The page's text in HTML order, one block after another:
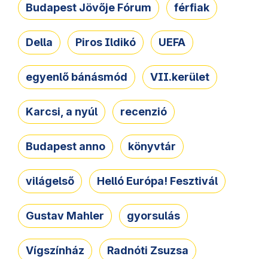
Budapest Jövője Fórum férfiak
Della Piros Ildikó UEFA
egyenlő bánásmód VII.kerület
Karcsi, a nyúl recenzió
Budapest anno könyvtár
világelső Helló Európa! Fesztivál
Gustav Mahler gyorsulás
Vígszínház Radnóti Zsuzsa